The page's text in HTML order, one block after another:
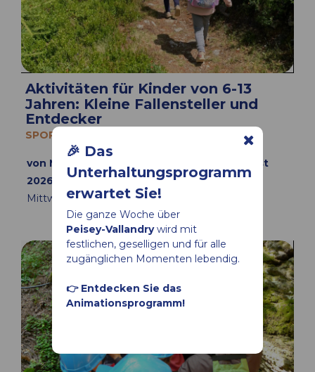
🎉 Das
Unterhaltungsprogramm
erwartet Sie!
Die ganze Woche über
Peisey-Vallandrywird mit
festlichen, geselligen und für alle
zugänglichen Momenten lebendig.
👉 Entdecken Sie das
Animationsprogramm!
Aktivitäten für Kinder von 6-13
Jahren: Kleine Fallensteller und
Entdecker
SPORT
von Mittwoch 08 Juli bis Mittwoch 26 August
2026
Mittwoch
von 10:00 bis 16:00